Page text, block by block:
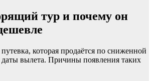
тур и почему он
которая продаётся по сниженной
даты вылета. Причины появления таких